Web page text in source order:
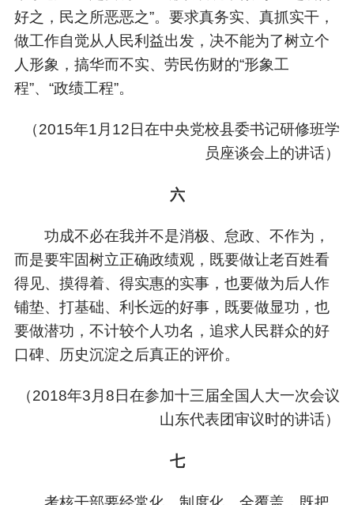
好之，民之所恶恶之”。要求真务实、真抓实干，
做工作自觉从人民利益出发，决不能为了树立个
人形象，搞华而不实、劳民伤财的“形象工
程”、“政绩工程”。
（2015年1月12日在中央党校县委书记研修班学
员座谈会上的讲话）
六
功成不必在我并不是消极、怠政、不作为，
而是要牢固树立正确政绩观，既要做让老百姓看
得见、摸得着、得实惠的实事，也要做为后人作
铺垫、打基础、利长远的好事，既要做显功，也
要做潜功，不计较个人功名，追求人民群众的好
口碑、历史沉淀之后真正的评价。
（2018年3月8日在参加十三届全国人大一次会议
山东代表团审议时的讲话）
七